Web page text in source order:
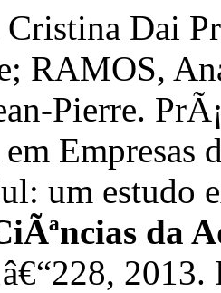
Dai
RAMOS,
Pierre.
Empresas
um estudo
da